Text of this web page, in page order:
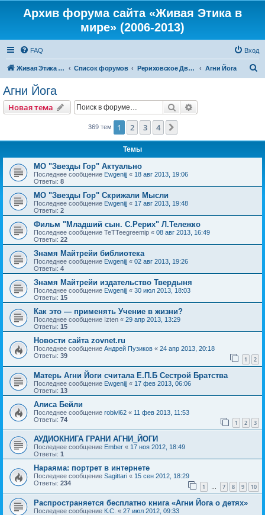
Архив форума сайта «Живая Этика в
мире» (2006-2013)
FAQ Вход
Живая Этика в мире Список форумов Рериховское Движение Агни Йога
Агни Йога
Новая тема Поиск
369 тем 1 2 3 4
Темы
МО "Звезды Гор" Актуально
Последнее сообщение Ewgenijj « 18 авг 2013, 19:06
Ответы: 8
МО "Звезды Гор" Скрижали Мысли
Последнее сообщение Ewgenijj « 17 авг 2013, 19:48
Ответы: 2
Фильм "Младший сын. С.Рерих" Л.Тележко
Последнее сообщение TeTTeegreemip « 08 авг 2013, 16:49
Ответы: 22
Знамя Майтрейи библиотека
Последнее сообщение Ewgenijj « 02 авг 2013, 19:26
Ответы: 4
Знамя Майтрейи издательство Твердыня
Последнее сообщение Ewgenijj « 30 июл 2013, 18:03
Ответы: 15
Как это — применять Учение в жизни?
Последнее сообщение Izten « 29 апр 2013, 13:29
Ответы: 15
Новости сайта zovnet.ru
Последнее сообщение Андрей Пузиков « 24 апр 2013, 20:18
Ответы: 39 1 2
Матерь Агни Йоги считала Е.П.Б Сестрой Братства
Последнее сообщение Ewgenijj « 17 фев 2013, 06:06
Ответы: 13
Алиса Бейли
Последнее сообщение robivl62 « 11 фев 2013, 11:53
Ответы: 74 1 2 3
АУДИОКНИГА ГРАНИ АГНИ_ЙОГИ
Последнее сообщение Ember « 17 ноя 2012, 18:49
Ответы: 1
Нараяма: портрет в интернете
Последнее сообщение Sagittari « 15 сен 2012, 18:29
Ответы: 234 1 … 7 8 9 10
Распространяется бесплатно книга «Агни Йога о детях»
Последнее сообщение К.С. « 27 июл 2012, 09:33